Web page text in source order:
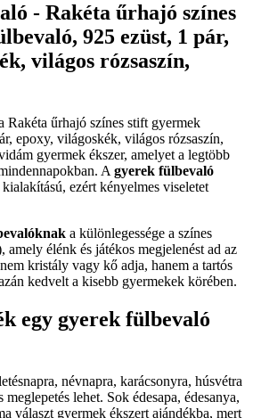
- Rakéta űrhajó színes
925 ezüst, 1 pár,
világos rózsaszín,
Rakéta űrhajó színes stift gyermek
epoxy, világoskék, világos rózsaszín,
gyermek ékszer, amelyet a legtöbb
A gyerek fülbevaló
ezért kényelmes viseletet
a különlegessége a színes
amely élénk és játékos megjelenést ad az
kristály vagy kő adja, hanem a tartós
kedvelt a kisebb gyermekek körében.
egy gyerek fülbevaló
névnapra, karácsonyra, húsvétra
lehet. Sok édesapa, édesanya,
választ gyermek ékszert ajándékba, mert